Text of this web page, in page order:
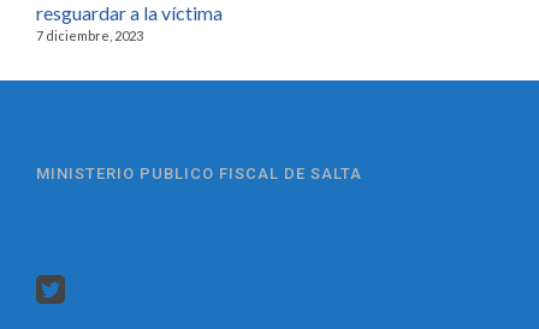
resguardar a la víctima
7 diciembre, 2023
MINISTERIO PUBLICO FISCAL DE SALTA